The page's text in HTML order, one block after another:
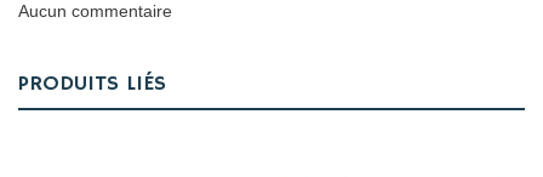
Aucun commentaire
PRODUITS LIÉS